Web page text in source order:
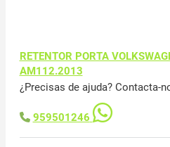
RETENTOR PORTA
AM112.2013
¿Precisas de ajuda? Contacta-
959501246